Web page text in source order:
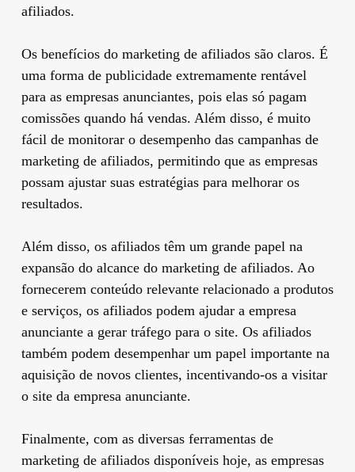
afiliados.
Os benefícios do marketing de afiliados são claros. É
uma forma de publicidade extremamente rentável
para as empresas anunciantes, pois elas só pagam
comissões quando há vendas. Além disso, é muito
fácil de monitorar o desempenho das campanhas de
marketing de afiliados, permitindo que as empresas
possam ajustar suas estratégias para melhorar os
resultados.
Além disso, os afiliados têm um grande papel na
expansão do alcance do marketing de afiliados. Ao
fornecerem conteúdo relevante relacionado a produtos
e serviços, os afiliados podem ajudar a empresa
anunciante a gerar tráfego para o site. Os afiliados
também podem desempenhar um papel importante na
aquisição de novos clientes, incentivando-os a visitar
o site da empresa anunciante.
Finalmente, com as diversas ferramentas de
marketing de afiliados disponíveis hoje, as empresas